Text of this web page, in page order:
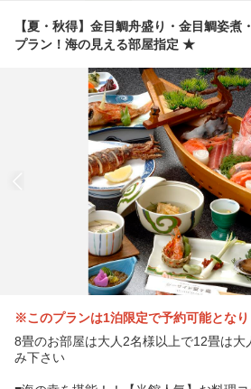
【夏・秋得】金目鯛舟盛り・金目鯛姿煮
プラン！海の見える部屋指定 ★
※このプランは1泊限定で予約可能となり
8畳のお部屋は大人2名様以上で12畳は大
み下さい